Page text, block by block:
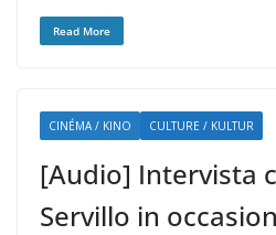
Read More
CINÉMA / KINO CULTURE / KULTUR
[Audio] Intervista
Servillo in